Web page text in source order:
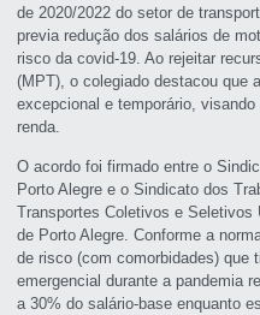
de 2020/2022 do setor de
previa redução dos salários de
risco da covid-19. Ao rejeitar
(MPT), o colegiado destacou que
excepcional e temporário,
renda.
O acordo foi firmado entre o
Porto Alegre e o Sindicato dos
Transportes Coletivos e Seletivos
de Porto Alegre. Conforme a
de risco (com comorbidades) que
emergencial durante a pandemia
a 30% do salário-base enquanto